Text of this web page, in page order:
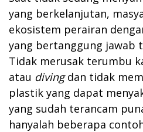
yang berkelanjutan,
ekosistem perairan
yang bertanggung jawab
Tidak merusak terumbu
atau divingdan tidak
plastik yang dapat
yang sudah terancam
hanyalah beberapa